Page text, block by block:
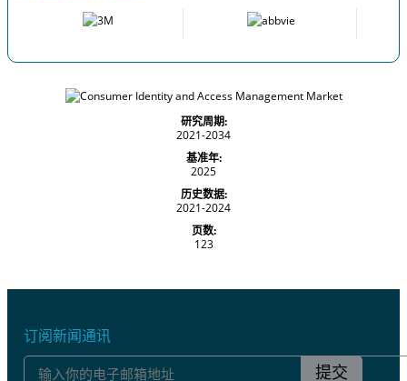
研究周期:
2021-2034
基准年:
2025
历史数据:
2021-2024
页数:
123
订阅新闻通讯
提交